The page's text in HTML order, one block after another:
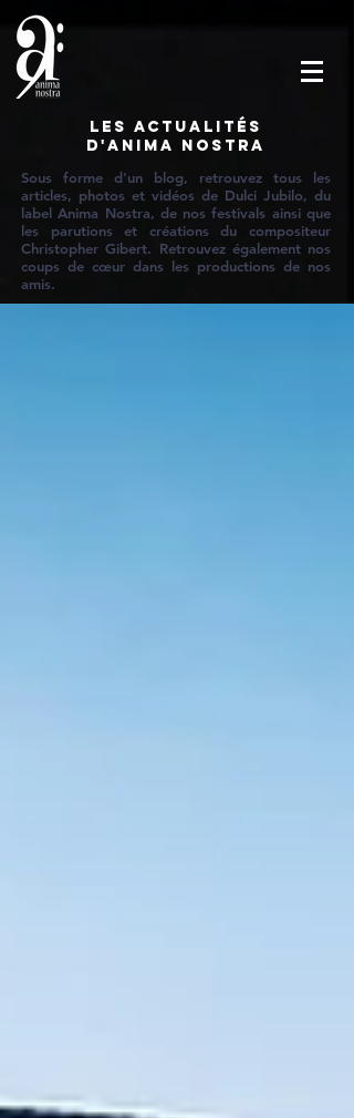
Les actualités
d'Anima Nostra
Sous forme d'un blog, retrouvez tous les
articles, photos et vidéos de Dulci Jubilo, du
label Anima Nostra, de nos festivals ainsi que
les parutions et créations du compositeur
Christopher Gibert. Retrouvez également nos
coups de cœur dans les productions de nos
amis.